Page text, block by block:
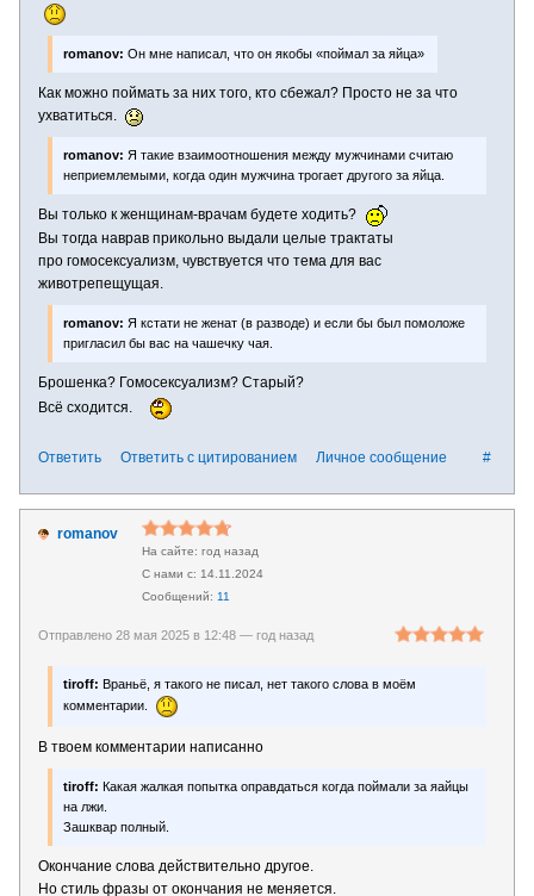
romanov: Он мне написал, что он якобы «поймал за яйца»
Как можно поймать за них того, кто сбежал? Просто не за что
ухватиться.
romanov: Я такие взаимоотношения между мужчинами считаю
неприемлемыми, когда один мужчина трогает другого за яйца.
Вы только к женщинам-врачам будете ходить?
Вы тогда наврав прикольно выдали целые трактаты
про гомосексуализм, чувствуется что тема для вас
животрепещущая.
romanov: Я кстати не женат (в разводе) и если бы был помоложе
пригласил бы вас на чашечку чая.
Брошенка? Гомосексуализм? Старый?
Всё сходится.
#
Ответить Ответить с цитированием Личное сообщение
romanov
год назад
14.11.2024
11
Отправлено 28 мая 2025 в 12:48 — год назад
tiroff: Враньё, я такого не писал, нет такого слова в моём
комментарии.
В твоем комментарии написанно
tiroff: Какая жалкая попытка оправдаться когда поймали за яайцы
на лжи.
Зашквар полный.
Окончание слова действительно другое.
Но стиль фразы от окончания не меняется.